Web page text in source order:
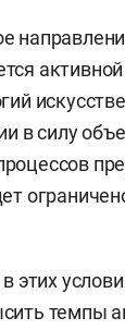
в силу
этих
темпы